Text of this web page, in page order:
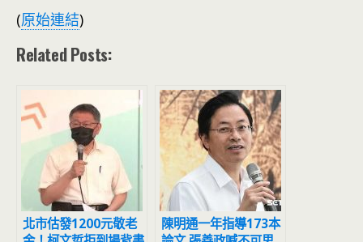
(原始連結)
Related Posts:
北市估發1200元敬老
陳明通一年指導173本